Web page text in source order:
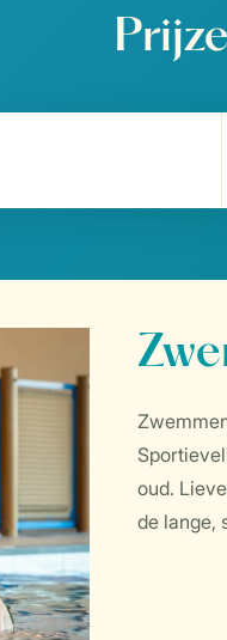
oud.
de lange,